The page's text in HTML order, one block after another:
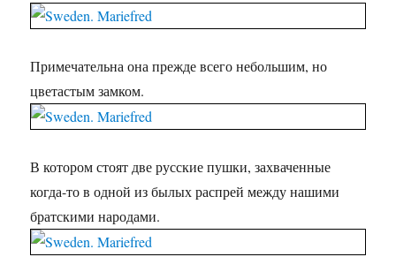
Примечательна она прежде всего небольшим, но
цветастым замком.
В котором стоят две русские пушки, захваченные
когда-то в одной из былых распрей между нашими
братскими народами.